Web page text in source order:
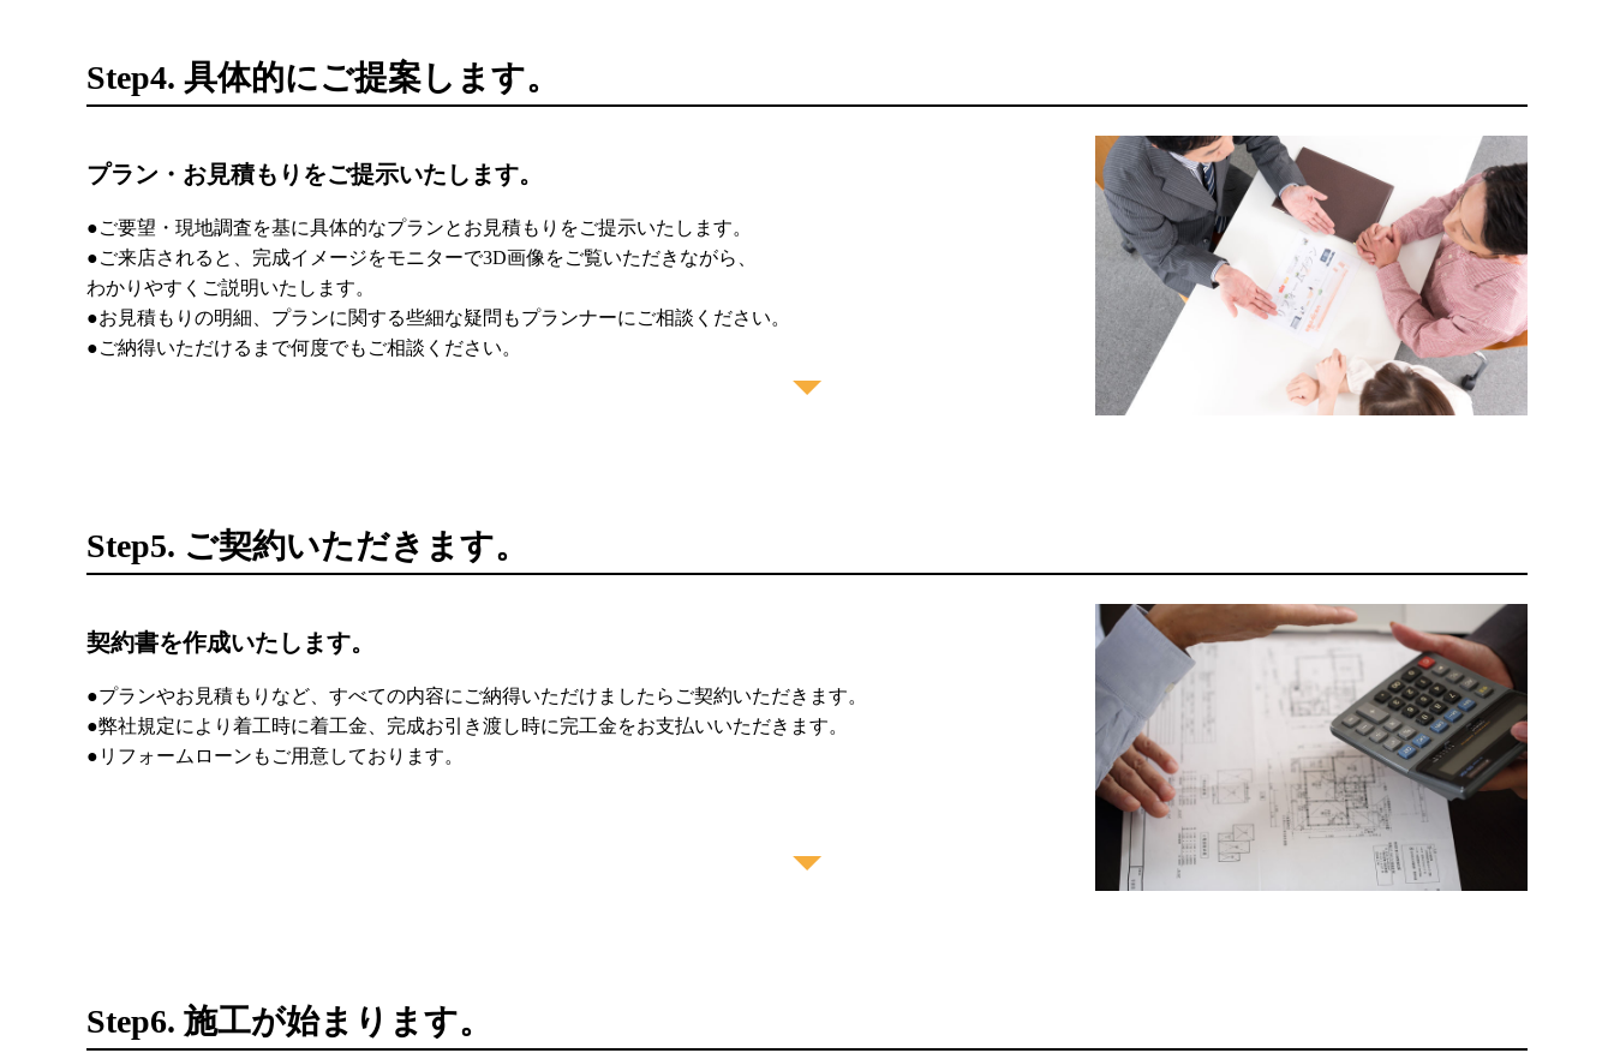
Step4. 具体的にご提案します。
プラン・お見積もりをご提示いたします。
●ご要望・現地調査を基に具体的なプランとお見積もりをご提示いたします。
●ご来店されると、完成イメージをモニターで3D画像をご覧いただきながら、
わかりやすくご説明いたします。
●お見積もりの明細、プランに関する些細な疑問もプランナーにご相談ください。
●ご納得いただけるまで何度でもご相談ください。
Step5. ご契約いただきます。
契約書を作成いたします。
●プランやお見積もりなど、すべての内容にご納得いただけましたらご契約いただきます。
●弊社規定により着工時に着工金、完成お引き渡し時に完工金をお支払いいただきます。
●リフォームローンもご用意しております。
Step6. 施工が始まります。